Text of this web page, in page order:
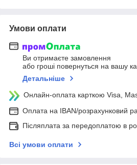
Умови оплати
Ви отримаєте замовлення
або гроші повернуться на вашу
Детальніше
Онлайн-оплата карткою Visa,
Оплата на IBAN/розрахунковий
Післяплата за передоплатою в
Всі умови оплати